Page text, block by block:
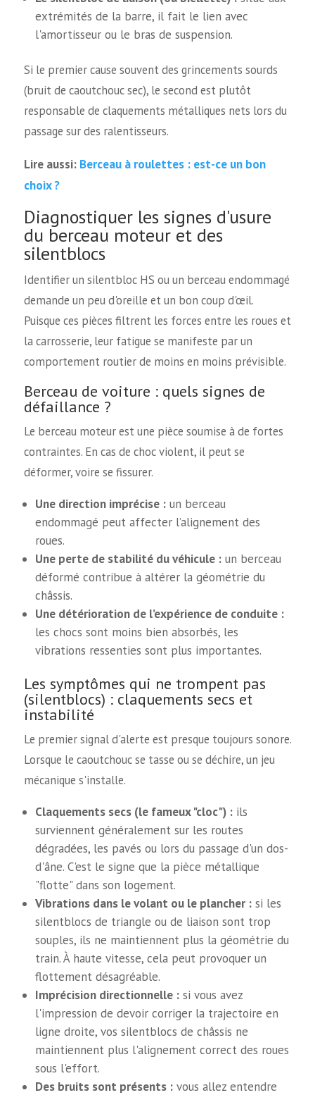
extrémités de la barre, il fait le lien avec
l'amortisseur ou le bras de suspension.
Si le premier cause souvent des grincements sourds
(bruit de caoutchouc sec), le second est plutôt
responsable de claquements métalliques nets lors du
passage sur des ralentisseurs.
Lire aussi: Berceau à roulettes : est-ce un bon
choix ?
Diagnostiquer les signes d'usure
du berceau moteur et des
silentblocs
Identifier un silentbloc HS ou un berceau endommagé
demande un peu d'oreille et un bon coup d'œil.
Puisque ces pièces filtrent les forces entre les roues et
la carrosserie, leur fatigue se manifeste par un
comportement routier de moins en moins prévisible.
Berceau de voiture : quels signes de
défaillance ?
Le berceau moteur est une pièce soumise à de fortes
contraintes. En cas de choc violent, il peut se
déformer, voire se fissurer.
Une direction imprécise : un berceau
endommagé peut affecter l’alignement des
roues.
Une perte de stabilité du véhicule : un berceau
déformé contribue à altérer la géométrie du
châssis.
Une détérioration de l’expérience de conduite :
les chocs sont moins bien absorbés, les
vibrations ressenties sont plus importantes.
Les symptômes qui ne trompent pas
(silentblocs) : claquements secs et
instabilité
Le premier signal d'alerte est presque toujours sonore.
Lorsque le caoutchouc se tasse ou se déchire, un jeu
mécanique s'installe.
Claquements secs (le fameux "cloc") : ils
surviennent généralement sur les routes
dégradées, les pavés ou lors du passage d'un dos-
d'âne. C'est le signe que la pièce métallique
"flotte" dans son logement.
Vibrations dans le volant ou le plancher : si les
silentblocs de triangle ou de liaison sont trop
souples, ils ne maintiennent plus la géométrie du
train. À haute vitesse, cela peut provoquer un
flottement désagréable.
Imprécision directionnelle : si vous avez
l'impression de devoir corriger la trajectoire en
ligne droite, vos silentblocs de châssis ne
maintiennent plus l'alignement correct des roues
sous l'effort.
Des bruits sont présents : vous allez entendre